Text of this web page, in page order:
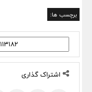
برچسب ها:
اشتراک گذاری